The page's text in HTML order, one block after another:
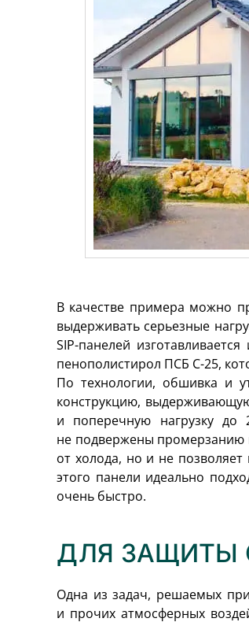
В качестве примера можно
выдерживать серьезные
SIP-панелей
пенополистирол ПСБ С-25,
По технологии, обшивка и
конструкцию,
и поперечную нагрузку до
не подвержены промерзанию
от холода, но и не
этого панели идеально
очень быстро.
ДЛЯ ЗАЩИТЫ
Одна из задач, решаемых
и прочих атмосферных